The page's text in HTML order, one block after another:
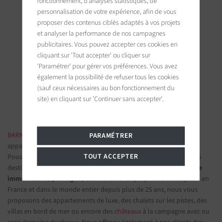
BARNES Saint-Tropez
9, avenue du 8 mai 1945
83990 Saint-Tropez, France
Suivez-nous sur les réseaux sociaux
BARNES IMMOBILIER DE LUXE- Les plus belles demeures et
appartements de prestige
Poussez la porte d'une de nosagences immobilières
parmi nos 75
destinations et confiez-nous vos projets d’investissement.Groupe
immobilier de prestigespécialisé dans les propriétés d'exception en
France et dans le monde entier depuis plus de 25 ans, nous vous
proposons des appartements de luxe, des chalets sur les pistes, des
villas en bord de mer ou encore des châteaux à la campagne avec ou
personnalisation de votre expérience, afin de vous
proposer des contenus ciblés adaptés à vos projets
et analyser la performance de nos campagnes
publicitaires. Vous pouvez accepter ces cookies en
cliquant sur 'Tout accepter' ou cliquer sur
'Paramétrer' pour gérer vos préférences. Vous avez
également la possibilité de refuser tous les cookies
(sauf ceux nécessaires au bon fonctionnement du
site) en cliquant sur 'Continuer sans accepter'.
PARAMÉTRER
TOUT ACCEPTER